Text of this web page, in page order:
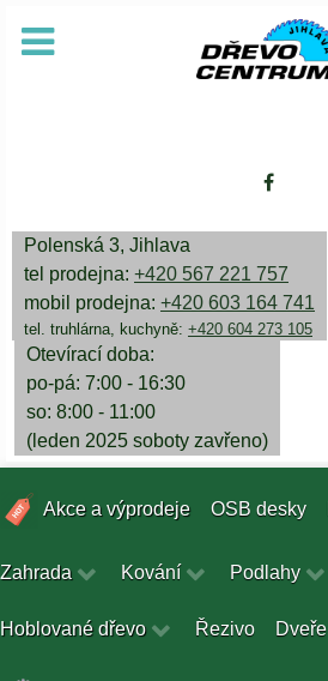
Polenská 3, Jihlava
tel prodejna: +420 567 221 757
mobil prodejna: +420 603 164 741
tel. truhlárna, kuchyně: +420 604 273 105
Otevírací doba:
po-pá: 7:00 - 16:30
so: 8:00 - 11:00
(leden 2025 soboty zavřeno)
Akce a výprodeje OSB desky
Zahrada Kování Podlahy
Hoblované dřevo Řezivo Dveře